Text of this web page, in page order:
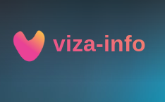
viza-info